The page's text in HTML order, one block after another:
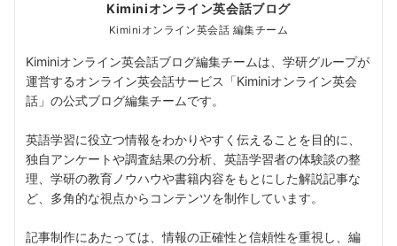
Kiminiオンライン英会話ブログ
Kiminiオンライン英会話 編集チーム
Kiminiオンライン英会話ブログ編集チームは、学研グループが
運営するオンライン英会話サービス「Kiminiオンライン英会
話」の公式ブログ編集チームです。
英語学習に役立つ情報をわかりやすく伝えることを目的に、
独自アンケートや調査結果の分析、英語学習者の体験談の整
理、学研の教育ノウハウや書籍内容をもとにした解説記事な
ど、多角的な視点からコンテンツを制作しています。
記事制作にあたっては、情報の正確性と信頼性を重視し、編